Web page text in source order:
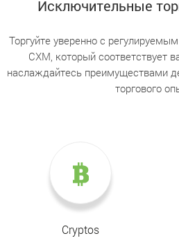
Исключительные
Торгуйте уверенно с
CXM, который соответствует
наслаждайтесь преимуществами
торгового
Cryptos